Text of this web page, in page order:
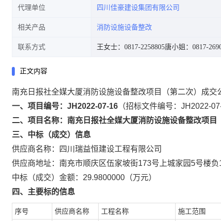
代理单位 四川佳豪建设集团有限公司
相关产品 消防设施设备整改
联系方式 王女士：0817-2258805唐小姐：0817-
正文内容
南充日报社全媒大厦消防设施设备整改项目（第二次）成交
一、项目编号：JH2022-07-16 （招标文件编号：JH2022-
二、项目名称：南充日报社全媒大厦消防设施设备整改项目
三、中标（成交）信息
供应商名称：四川瑞益恒建设工程有限公司
供应商地址：南充市顺庆区伍家坡街173号上城家园5号楼负
中标（成交）金额：29.9800000（万元）
四、主要标的信息
序号 供应商名称 工程名称 施工范围